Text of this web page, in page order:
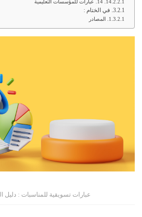
14. عبارات للمؤسسات التعليمية
في الختام :
المصادر
عبارات تسويقية للمناسبات : دليل